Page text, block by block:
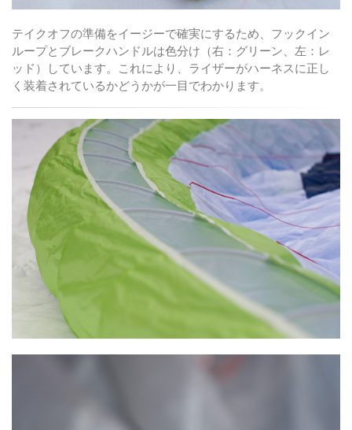
テイクオフの準備をイージーで確実にするため、フックイン
ループとブレークハンドルは色分け（右：グリーン、左：レ
ッド）しています。これにより、ライザーがハーネスに正し
く装着されているかどうかが一目でわかります。